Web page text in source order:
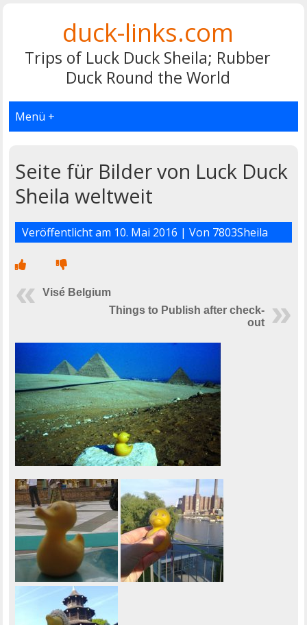
duck-links.com
Trips of Luck Duck Sheila; Rubber
Duck Round the World
Menü +
Seite für Bilder von Luck Duck
Sheila weltweit
Veröffentlicht am 10. Mai 2016 | Von 7803Sheila
Visé Belgium
Things to Publish after check-
out